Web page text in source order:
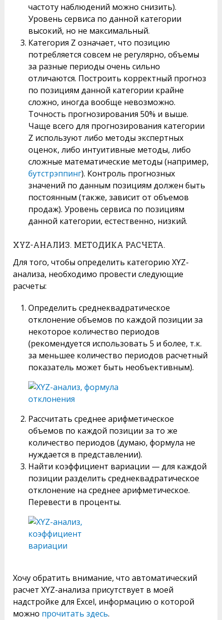
частоту наблюдений можно снизить).
Уровень сервиса по данной категории
высокий, но не максимальный.
Категория Z означает, что позицию
потребляется совсем не регулярно, объемы
за разные периоды очень сильно
отличаются. Построить корректный прогноз
по позициям данной категории крайне
сложно, иногда вообще невозможно.
Точность прогнозирования 50% и выше.
Чаще всего для прогнозирования категории
Z используют либо методы экспертных
оценок, либо интуитивные методы, либо
сложные математические методы (например,
бутстрэппинг). Контроль прогнозных
значений по данным позициям должен быть
постоянным (также, зависит от объемов
продаж). Уровень сервиса по позициям
данной категории, естественно, низкий.
XYZ-АНАЛИЗ. МЕТОДИКА РАСЧЕТА.
Для того, чтобы определить категорию XYZ-
анализа, необходимо провести следующие
расчеты:
Определить среднеквадратическое
отклонение объемов по каждой позиции за
некоторое количество периодов
(рекомендуется использовать 5 и более, т.к.
за меньшее количество периодов расчетный
показатель может быть необъективным).
Рассчитать среднее арифметическое
объемов по каждой позиции за то же
количество периодов (думаю, формула не
нуждается в представлении).
Найти коэффициент вариации — для каждой
позиции разделить среднеквадратическое
отклонение на среднее арифметическое.
Перевести в проценты.
Хочу обратить внимание, что автоматический
расчет XYZ-анализа присутствует в моей
надстройке для Excel, информацию о которой
можно прочитать здесь.